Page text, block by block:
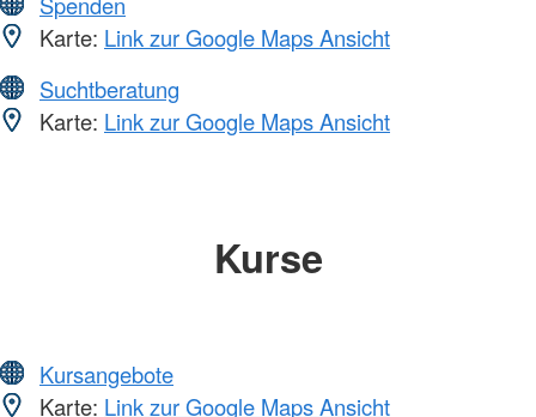
Karte: Link zur Google Maps Ansicht
Suchtberatung
Karte: Link zur Google Maps Ansicht
Kurse
Kursangebote
Karte: Link zur Google Maps Ansicht